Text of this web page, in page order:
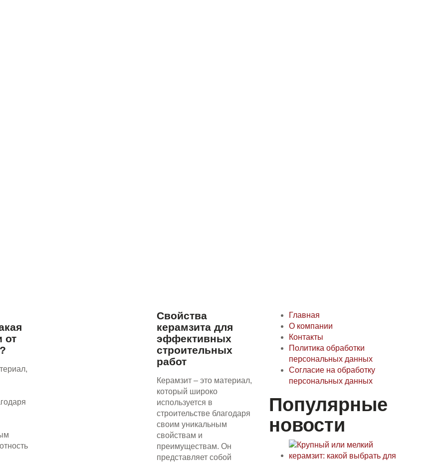
от
Свойства
керамзита для
эффективных
строительных
работ
Керамзит – это материал,
который широко
используется в
строительстве благодаря
своим уникальным
свойствам и
преимуществам. Он
представляет собой
Главная
О компании
Контакты
Политика обработки
персональных данных
Согласие на обработку
персональных данных
Популярные
новости